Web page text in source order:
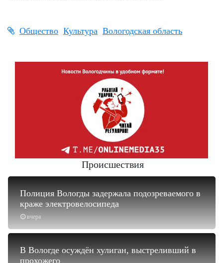
Общество Культура Вологодская область
Происшествия
вчера
Полиция Вологды задержала подозреваемого в
краже электровелосипеда
В Вологде осуждён хулиган, выстреливший в
прохожего